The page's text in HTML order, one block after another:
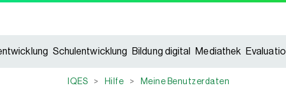
Schulentwicklung Bildung digital Mediathek
IQES > Hilfe > Meine Benutzerdaten